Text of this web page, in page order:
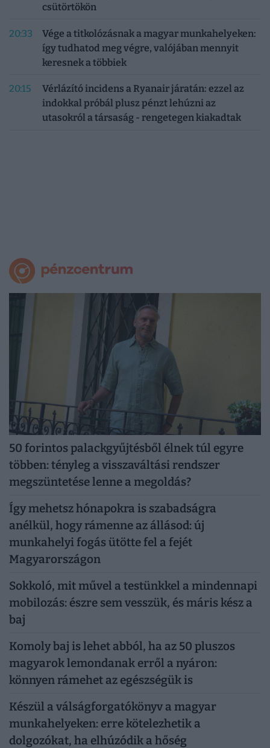
csütörtökön
20:33
Vége a titkolózásnak a magyar munkahelyeken:
így tudhatod meg végre, valójában mennyit
keresnek a többiek
20:15
Vérlázító incidens a Ryanair járatán: ezzel az
indokkal próbál plusz pénzt lehúzni az
utasokról a társaság - rengetegen kiakadtak
50 forintos palackgyűjtésből élnek túl egyre
többen: tényleg a visszaváltási rendszer
megszüntetése lenne a megoldás?
Így mehetsz hónapokra is szabadságra
anélkül, hogy rámenne az állásod: új
munkahelyi fogás ütötte fel a fejét
Magyarországon
Sokkoló, mit művel a testünkkel a mindennapi
mobilozás: észre sem vesszük, és máris kész a
baj
Komoly baj is lehet abból, ha az 50 pluszos
magyarok lemondanak erről a nyáron:
könnyen rámehet az egészségük is
Készül a válságforgatókönyv a magyar
munkahelyeken: erre kötelezhetik a
dolgozókat, ha elhúzódik a hőség